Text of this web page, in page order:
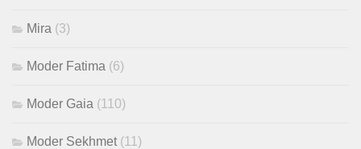
Mira (3)
Moder Fatima (6)
Moder Gaia (110)
Moder Sekhmet (11)